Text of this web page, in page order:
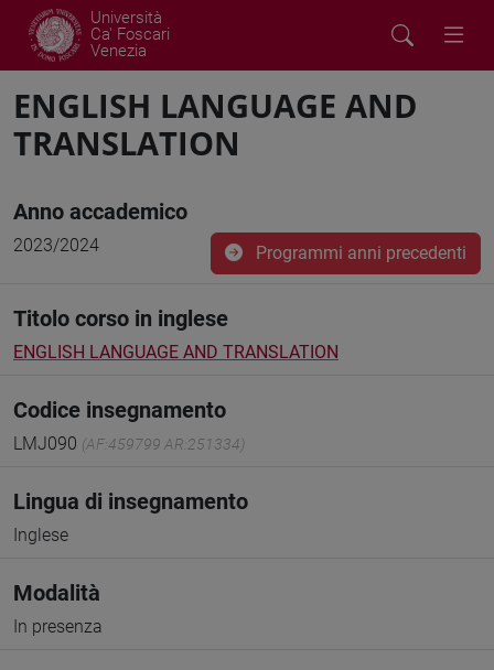
Università
Ca' Foscari
Venezia
ENGLISH LANGUAGE AND
TRANSLATION
Anno accademico
2023/2024 Programmi anni precedenti
Titolo corso in inglese
ENGLISH LANGUAGE AND TRANSLATION
Codice insegnamento
LMJ090 (AF:459799 AR:251334)
Lingua di insegnamento
Inglese
Modalità
In presenza